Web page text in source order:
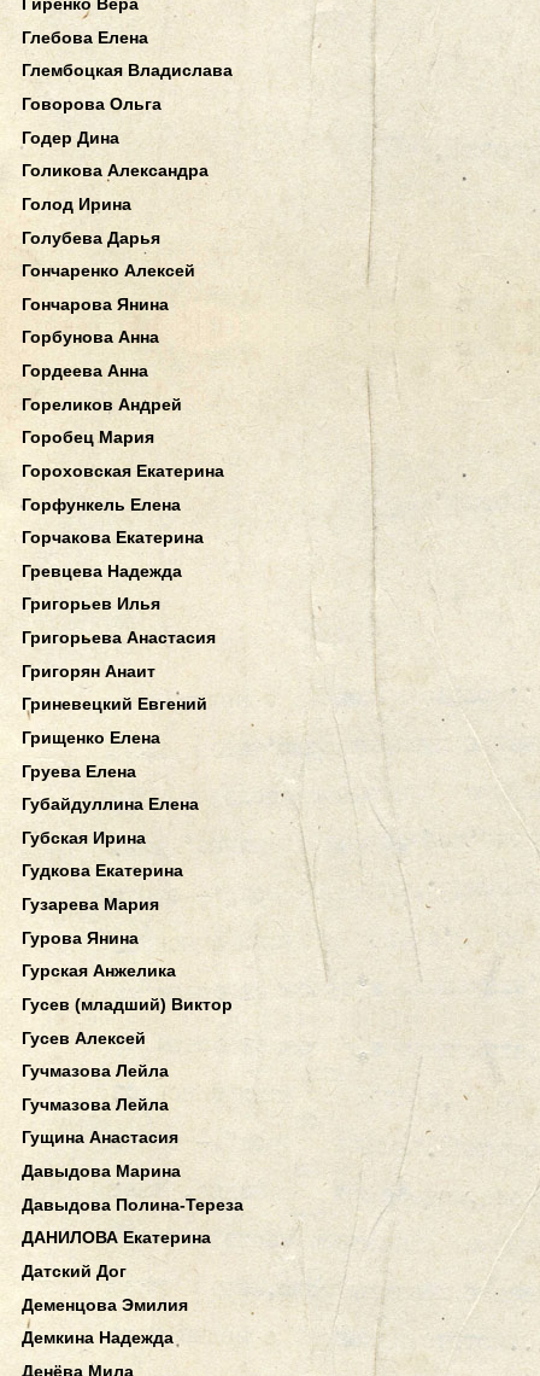
Глебова Елена
Глембоцкая Владислава
Говорова Ольга
Годер Дина
Голикова Александра
Голод Ирина
Голубева Дарья
Гончаренко Алексей
Гончарова Янина
Горбунова Анна
Гордеева Анна
Гореликов Андрей
Горобец Мария
Гороховская Екатерина
Горфункель Елена
Горчакова Екатерина
Гревцева Надежда
Григорьев Илья
Григорьева Анастасия
Григорян Анаит
Гриневецкий Евгений
Грищенко Елена
Груева Елена
Губайдуллина Елена
Губская Ирина
Гудкова Екатерина
Гузарева Мария
Гурова Янина
Гурская Анжелика
Гусев (младший) Виктор
Гусев Алексей
Гучмазова Лейла
Гучмазова Лейла
Гущина Анастасия
Давыдова Марина
Давыдова Полина-Тереза
ДАНИЛОВА Екатерина
Датский Дог
Деменцова Эмилия
Демкина Надежда
Денёва Мила